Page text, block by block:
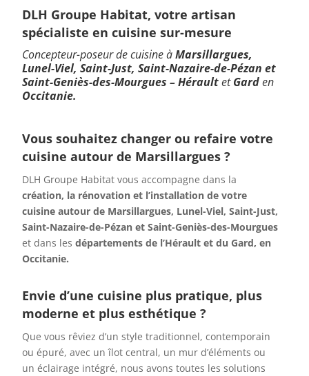
DLH Groupe Habitat, votre artisan
spécialiste en cuisine sur-mesure
Concepteur-poseur de cuisine àMarsillargues,
Lunel-Viel, Saint-Just, Saint-Nazaire-de-Pézan et
Saint-Geniès-des-Mourgues –HéraultetGarden
Occitanie.
Vous souhaitez changer ou refaire votre
cuisine autour de Marsillargues ?
DLH Groupe Habitat vous accompagne dans la
création, la rénovation et l’installation de votre
cuisine autour de Marsillargues, Lunel-Viel, Saint-Just,
Saint-Nazaire-de-Pézan et Saint-Geniès-des-Mourgues
et dans les départements de l’Hérault et du Gard, en
Occitanie.
Envie d’une cuisine plus pratique, plus
moderne et plus esthétique ?
Que vous rêviez d’un style traditionnel, contemporain
ou épuré, avec un îlot central, un mur d’éléments ou
un éclairage intégré, nous avons toutes les solutions